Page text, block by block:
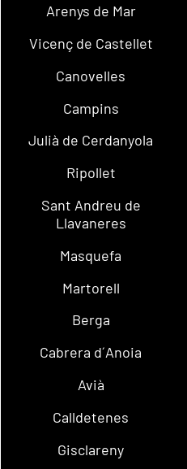
Arenys de Mar
Vicenç de Castellet
Canovelles
Campins
Julià de Cerdanyola
Ripollet
Sant Andreu de
Llavaneres
Masquefa
Martorell
Berga
Cabrera d´Anoia
Avià
Calldetenes
Gisclareny